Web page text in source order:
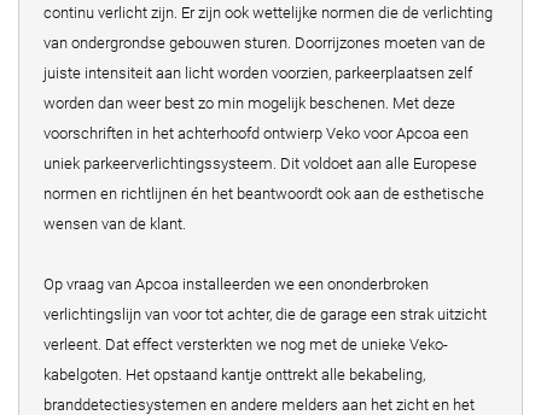
continu verlicht zijn. Er zijn ook wettelijke normen die de verlichting
van ondergrondse gebouwen sturen. Doorrijzones moeten van de
juiste intensiteit aan licht worden voorzien, parkeerplaatsen zelf
worden dan weer best zo min mogelijk beschenen. Met deze
voorschriften in het achterhoofd ontwierp Veko voor Apcoa een
uniek parkeerverlichtingssysteem. Dit voldoet aan alle Europese
normen en richtlijnen én het beantwoordt ook aan de esthetische
wensen van de klant.
Op vraag van Apcoa installeerden we een ononderbroken
verlichtingslijn van voor tot achter, die de garage een strak uitzicht
verleent. Dat effect versterkten we nog met de unieke Veko-
kabelgoten. Het opstaand kantje onttrekt alle bekabeling,
branddetectiesystemen en andere melders aan het zicht en het